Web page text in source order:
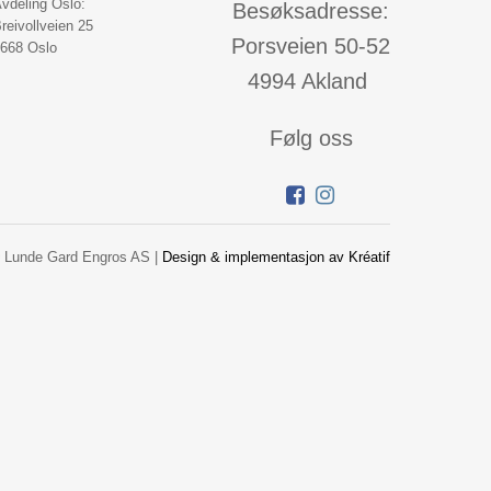
Besøksadresse:
Porsveien 50-52
4994 Akland
Følg oss
Oslo:
25
Oslo
Gard Engros AS | Design & implementasjon av Kréatif